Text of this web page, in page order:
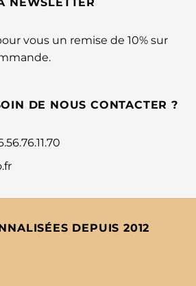
vous un remise de 10% sur
DE NOUS CONTACTER ?
DEPUIS 2012